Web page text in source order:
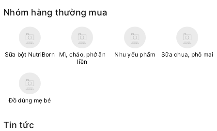
Nhóm hàng thường mua
Sữa bột NutriBorn
Mì, cháo, phở ăn
liền
Nhu yếu phẩm Sữa chua, phô mai
Đồ dùng mẹ bé
Tin tức